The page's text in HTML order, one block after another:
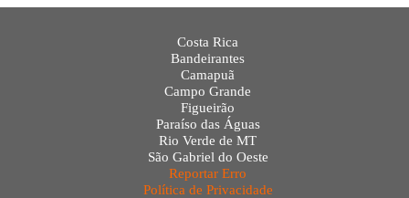
Costa Rica
Bandeirantes
Camapuã
Campo Grande
Figueirão
Paraíso das Águas
Rio Verde de MT
São Gabriel do Oeste
Reportar Erro
Política de Privacidade